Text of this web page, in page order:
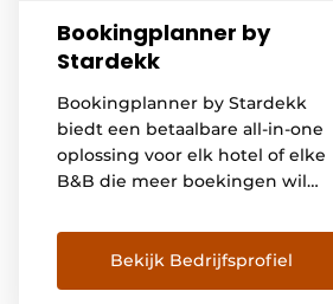
Bookingplanner by
Stardekk
Bookingplanner by Stardekk
biedt een betaalbare all-in-one
oplossing voor elk hotel of elke
B&B die meer boekingen wil
administratie. Dankzij
Bookingplanner All-in-one kan je
wekelijks uren tijd besparen en
Bekijk Bedrijfsprofiel